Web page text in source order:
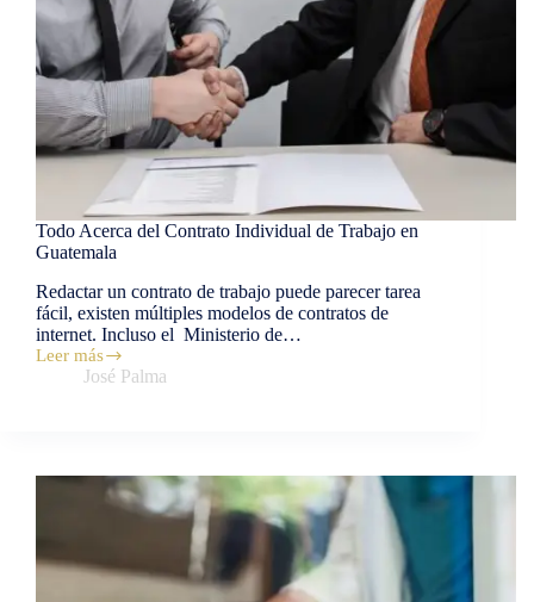
Todo Acerca del Contrato Individual de Trabajo en
Guatemala
Redactar un contrato de trabajo puede parecer tarea
fácil, existen múltiples modelos de contratos de
internet. Incluso el Ministerio de…
Leer más
José Palma